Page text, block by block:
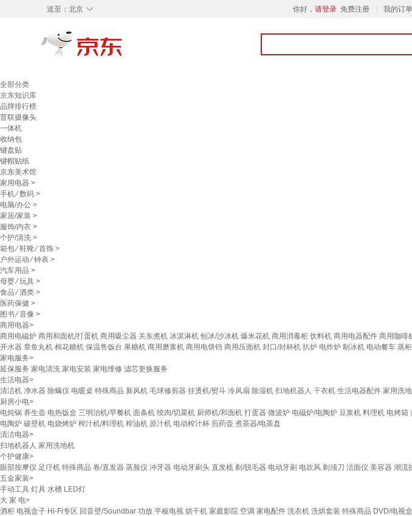
◇
送至： 北京 你好， 请登录 免费注册 我的订单
全部分类
京东知识库
品牌排行榜
普联摄像头
一体机
收纳包
键盘贴
键帽贴纸
京东美术馆
家用电器 >
手机 ⁄ 数码 >
电脑/办公 >
家居/家装 >
服饰/内衣 >
个护/清洗 >
箱包 ⁄ 鞋靴 ⁄ 首饰 >
户外运动 ⁄ 钟表 >
汽车用品 >
母婴 ⁄ 玩具 >
食品 ⁄ 酒类 >
医药保健 >
图书 ⁄ 音像 >
商用电器>
商用电磁炉 商用和面机/打蛋机 商用吸尘器 关东煮机 冰淇淋机 刨冰/沙冰机 爆米花机 商用消毒柜 饮料机 商用电器配件 商用咖啡
开水器 章鱼丸机 棉花糖机 保温售饭台 果糖机 商用磨浆机 商用电饼铛 商用压面机 封口/封杯机 扒炉 电炸炉 制冰机 电动餐车 蒸柜
家电服务>
延保服务 家电清洗 家电安装 家电维修 滤芯更换服务
生活电器>
清洁机 净水器 除螨仪 电暖桌 特殊商品 新风机 毛球修剪器 挂烫机/熨斗 冷风扇 除湿机 扫地机器人 干衣机 生活电器配件 家用洗
厨房小电>
电炖锅 养生壶 电热饭盒 三明治机/早餐机 面条机 绞肉/切菜机 厨师机/和面机 打蛋器 微波炉 电磁炉/电陶炉 豆浆机 料理机 电烤箱
电陶炉 破壁机 电烧烤炉 榨汁机/料理机 榨油机 原汁机 电动榨汁杯 煎药壶 煮茶器/电茶盘
清洁电器>
扫地机器人 家用洗地机
个护健康>
眼部按摩仪 足疗机 特殊商品 卷/直发器 蒸脸仪 冲牙器 电动牙刷头 直发梳 剃/脱毛器 电动牙刷 电吹风 剃须刀 洁面仪 美容器 潮流
五金家装>
手动工具 灯具 水槽 LED灯
大 家 电>
酒柜 电视盒子 Hi-Fi专区 回音壁/Soundbar 功放 平板电视 烘干机 家庭影院 空调 家电配件 洗衣机 洗烘套装 特殊商品 DVD/电视